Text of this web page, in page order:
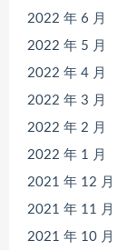
2022 年 6 月
2022 年 5 月
2022 年 4 月
2022 年 3 月
2022 年 2 月
2022 年 1 月
2021 年 12 月
2021 年 11 月
2021 年 10 月